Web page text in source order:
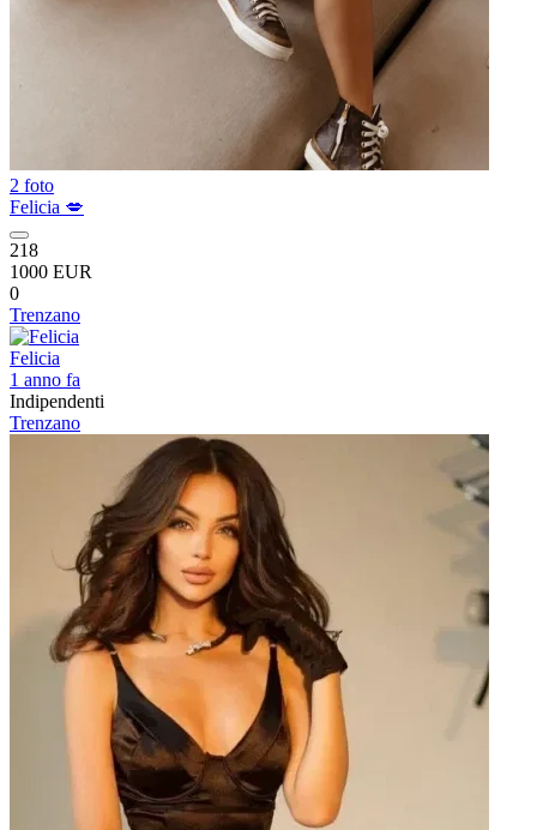
2 foto
Felicia 💋
218
1000 EUR
0
Trenzano
Felicia
1 anno fa
Indipendenti
Trenzano